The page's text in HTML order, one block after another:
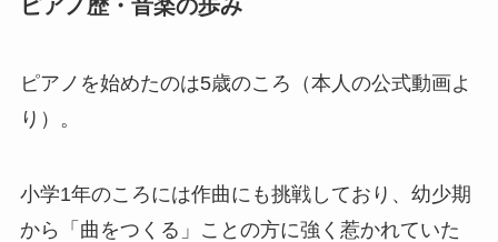
ピアノ歴・音楽の歩み
ピアノを始めたのは5歳のころ（本人の公式動画よ
り）。
小学1年のころには作曲にも挑戦しており、幼少期
から「曲をつくる」ことの方に強く惹かれていた